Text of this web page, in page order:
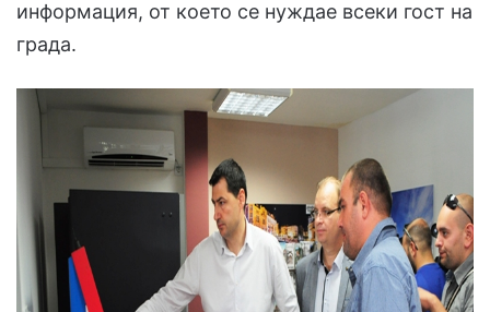
информация, от което се нуждае всеки гост на
града.